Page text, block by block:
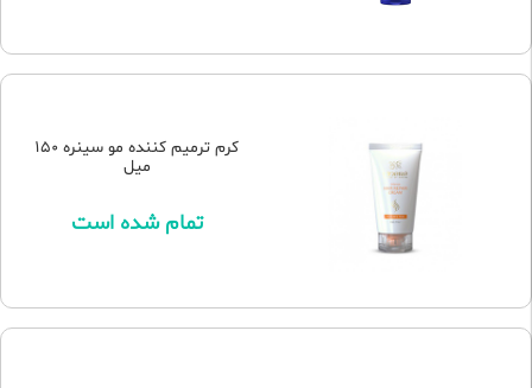
کرم ترمیم کننده مو سینره 150
میل
تمام شده است